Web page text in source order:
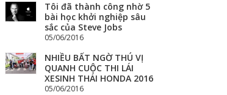
Tôi đã thành công nhờ 5
bài học khởi nghiệp sâu
sắc của Steve Jobs
05/06/2016
NHIỀU BẤT NGỜ THÚ VỊ
QUANH CUỘC THI LÁI
XESINH THÁI HONDA 2016
05/06/2016